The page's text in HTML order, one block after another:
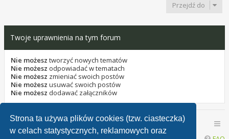
Strona ta używa plików cookies (tzw. ciasteczka)
w celach statystycznych, reklamowych oraz
Przejdź do
Twoje uprawnienia na tym forum
Nie możesz tworzyć nowych tematów
Nie możesz odpowiadać w tematach
Nie możesz zmieniać swoich postów
Nie możesz usuwać swoich postów
Nie możesz dodawać załączników
Mokra Zabawa - Wszystkie fora
Mokra Zabawa Forum